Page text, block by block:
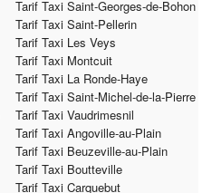
Tarif Taxi Saint-Georges-de-Bohon
Tarif Taxi Saint-Pellerin
Tarif Taxi Les Veys
Tarif Taxi Montcuit
Tarif Taxi La Ronde-Haye
Tarif Taxi Saint-Michel-de-la-Pierre
Tarif Taxi Vaudrimesnil
Tarif Taxi Angoville-au-Plain
Tarif Taxi Beuzeville-au-Plain
Tarif Taxi Boutteville
Tarif Taxi Carquebut